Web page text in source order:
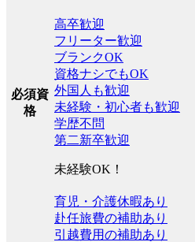
必須資
格
高卒歓迎
フリーター歓迎
ブランクOK
資格ナシでもOK
外国人も歓迎
未経験・初心者も歓迎
学歴不問
第二新卒歓迎
未経験OK！
育児・介護休暇あり
赴任旅費の補助あり
引越費用の補助あり